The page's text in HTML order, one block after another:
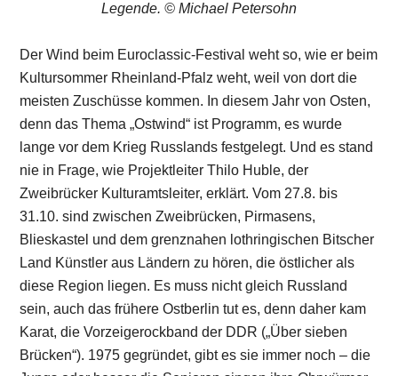
Legende. © Michael Petersohn
Der Wind beim Euroclassic-Festival weht so, wie er beim
Kultursommer Rheinland-Pfalz weht, weil von dort die
meisten Zuschüsse kommen. In diesem Jahr von Osten,
denn das Thema „Ostwind“ ist Programm, es wurde
lange vor dem Krieg Russlands festgelegt. Und es stand
nie in Frage, wie Projektleiter Thilo Huble, der
Zweibrücker Kulturamtsleiter, erklärt. Vom 27.8. bis
31.10. sind zwischen Zweibrücken, Pirmasens,
Blieskastel und dem grenznahen lothringischen Bitscher
Land Künstler aus Ländern zu hören, die östlicher als
diese Region liegen. Es muss nicht gleich Russland
sein, auch das frühere Ostberlin tut es, denn daher kam
Karat, die Vorzeigerockband der DDR („Über sieben
Brücken“). 1975 gegründet, gibt es sie immer noch – die